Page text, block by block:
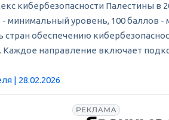
кибербезопасности Палестины в
- минимальный уровень, 100 баллов
стран обеспечению
Каждое направление включает
| 28.02.2026